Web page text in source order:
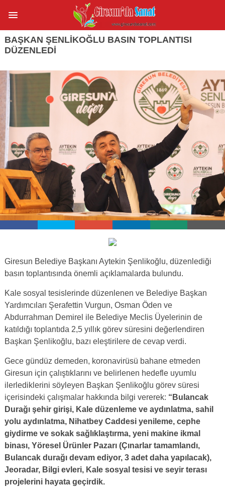
BAŞKAN ŞENLİKOĞLU BASIN TOPLANTISI
DÜZENLEDİ
Giresun Belediye Başkanı Aytekin Şenlikoğlu, düzenlediği
basın toplantısında önemli açıklamalarda bulundu.
Kale sosyal tesislerinde düzenlenen ve Belediye Başkan
Yardımcıları Şerafettin Vurgun, Osman Öden ve
Abdurrahman Demirel ile Belediye Meclis Üyelerinin de
katıldığı toplantıda 2,5 yıllık görev süresini değerlendiren
Başkan Şenlikoğlu, bazı eleştirilere de cevap verdi.
Gece gündüz demeden, koronavirüsü bahane etmeden
Giresun için çalıştıklarını ve belirlenen hedefle uyumlu
ilerlediklerini söyleyen Başkan Şenlikoğlu görev süresi
içerisindeki çalışmalar hakkında bilgi vererek: “Bulancak
Durağı şehir girişi, Kale düzenleme ve aydınlatma, sahil
yolu aydınlatma, Nihatbey Caddesi yenileme, cephe
giydirme ve sokak sağlıklaştırma, yeni makine ikmal
binası, Yöresel Ürünler Pazarı (Çınarlar tamamlandı,
Bulancak durağı devam ediyor, 3 adet daha yapılacak),
Jeoradar, Bilgi evleri, Kale sosyal tesisi ve seyir terası
projelerini hayata geçirdik.